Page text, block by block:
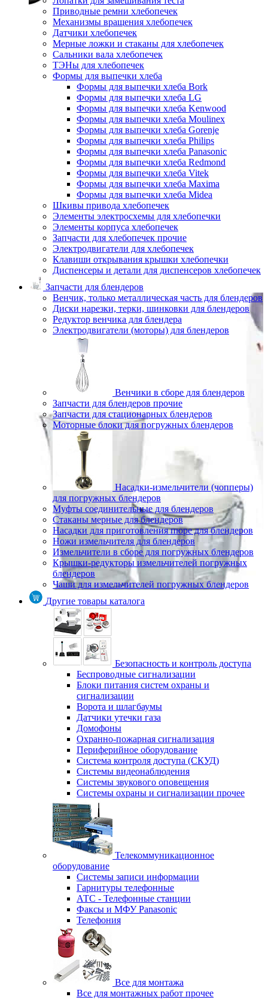
Приводные ремни хлебопечек
Механизмы вращения хлебопечек
Датчики хлебопечек
Мерные ложки и стаканы для хлебопечек
Сальники вала хлебопечек
ТЭНы для хлебопечек
Формы для выпечки хлеба
Формы для выпечки хлеба Bork
Формы для выпечки хлеба LG
Формы для выпечки хлеба Kenwood
Формы для выпечки хлеба Moulinex
Формы для выпечки хлеба Gorenje
Формы для выпечки хлеба Philips
Формы для выпечки хлеба Panasonic
Формы для выпечки хлеба Redmond
Формы для выпечки хлеба Vitek
Формы для выпечки хлеба Maxima
Формы для выпечки хлеба Midea
Шкивы привода хлебопечек
Элементы электросхемы для хлебопечки
Элементы корпуса хлебопечек
Запчасти для хлебопечек прочие
Электродвигатели для хлебопечек
Клавиши открывания крышки хлебопечки
Диспенсеры и детали для диспенсеров хлебопечек
Запчасти для блендеров
Венчик, только металлическая часть для блендеров
Диски нарезки, терки, шинковки для блендеров
Редуктор венчика для блендера
Электродвигатели (моторы) для блендеров
Венчики в сборе для блендеров
Запчасти для блендеров прочие
Запчасти для стационарных блендеров
Моторные блоки для погружных блендеров
Насадки-измельчители (чопперы)
для погружных блендеров
Муфты соединительные для блендеров
Стаканы мерные для блендеров
Насадки для приготовления пюре для блендеров
Ножи измельчителя для блендеров
Измельчители в сборе для погружных блендеров
Крышки-редукторы измельчителей погружных
блендеров
Чаши для измельчителей погружных блендеров
Другие товары каталога
Безопасность и контроль доступа
Беспроводные сигнализации
Блоки питания систем охраны и
сигнализации
Ворота и шлагбаумы
Датчики утечки газа
Домофоны
Охранно-пожарная сигнализация
Периферийное оборудование
Система контроля доступа (СКУД)
Системы видеонаблюдения
Системы звукового оповещения
Системы охраны и сигнализации прочее
Телекоммуникационное
оборудование
Системы записи информации
Гарнитуры телефонные
АТС - Телефонные станции
Факсы и МФУ Panasonic
Телефония
Все для монтажа
Все для монтажных работ прочее